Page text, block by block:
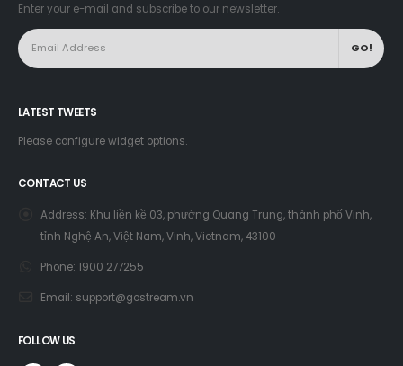
Enter your e-mail and subscribe to our newsletter.
LATEST TWEETS
Please configure widget options.
CONTACT US
Address: Khu liền kề 03, phường Quang Trung, thành phố Vinh,
tỉnh Nghệ An, Việt Nam, Vinh, Vietnam, 43100
Phone: 1900 277255
Email: support@gostream.vn
FOLLOW US